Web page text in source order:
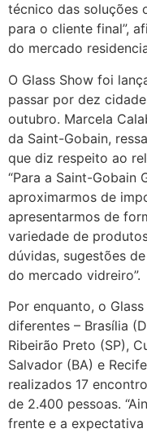
técnico das soluções
para o cliente final”,
do mercado
O Glass Show foi
passar por dez
outubro. Marcela
da Saint-Gobain,
que diz respeito ao
“Para a Saint-Gobain
aproximarmos de
apresentarmos de
variedade de
dúvidas, sugestões
do mercado vidreiro”.
Por enquanto, o
diferentes – Brasília
Ribeirão Preto (SP),
Salvador (BA) e
realizados 17
de 2.400 pessoas.
frente e a